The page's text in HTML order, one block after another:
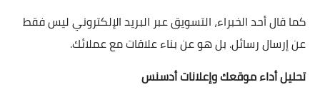
كما قال أحد الخبراء، التسويق عبر البريد الإلكتروني ليس فقط
عن إرسال رسائل. بل هو عن بناء علاقات مع عملائك.
تحليل أداء موقعك وإعلانات أدسنس